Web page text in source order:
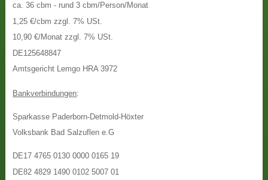
ca. 36 cbm - rund 3 cbm/Person/Monat
1,25 €/cbm zzgl. 7% USt.
10,90 €/Monat zzgl. 7% USt.
DE125648847
Amtsgericht Lemgo HRA 3972
Bankverbindungen:
Sparkasse Paderborn-Detmold-Höxter
Volksbank Bad Salzuflen e.G
DE17 4765 0130 0000 0165 19
DE82 4829 1490 0102 5007 01